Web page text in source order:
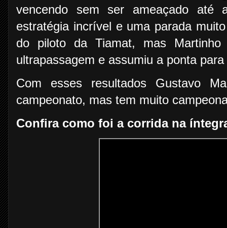
vencendo sem ser ameaçado
estratégia incrível e uma parada
do piloto da Tiamat, mas
ultrapassagem e assumiu a ponta
Com esses resultados Gustavo
campeonato, mas tem muito
Confira como foi a corrida na